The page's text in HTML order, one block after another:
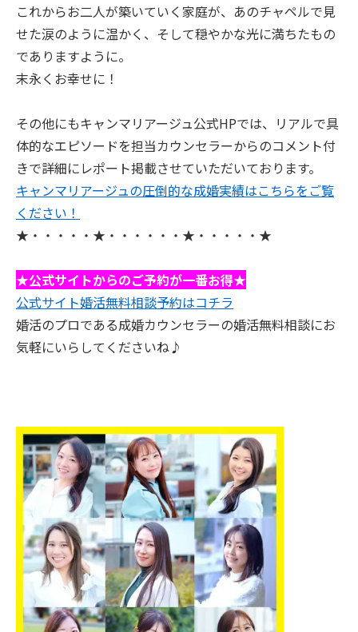
これからお二人が築いていく家庭が、あのチャペルで見
せた涙のように温かく、そして穏やかな光に満ちたもの
でありますように。
末永くお幸せに！
その他にもキャンマリアージュ公式HPでは、リアルで具
体的なエピソードを担当カウンセラーからのコメント付
きで詳細にレポート掲載させていただいております。
キャンマリアージュの圧倒的な成婚実績はこちらをご覧
ください！
★・・・・・★・・・・・・★・・・・・★
★公式サイトからのご予約が一番お得★
公式サイト婚活無料相談予約はコチラ
婚活のプロである成婚カウンセラーの婚活無料相談にお
気軽にいらしてくださいね♪